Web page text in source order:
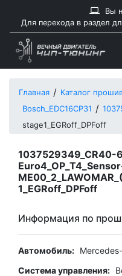
Вы
Для перехода в раздел
Главная Каталог
Bosch_EDC16CP31
stage1_EGRoff_DPFoff
1037529349_CR40-
1_EGRoff_DPFoff
Информация по
Автомобиль:
Система управления: